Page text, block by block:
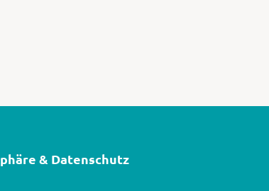
& Datenschutz